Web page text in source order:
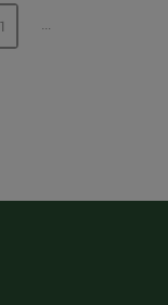
PÁGINA
...PÁGINAS